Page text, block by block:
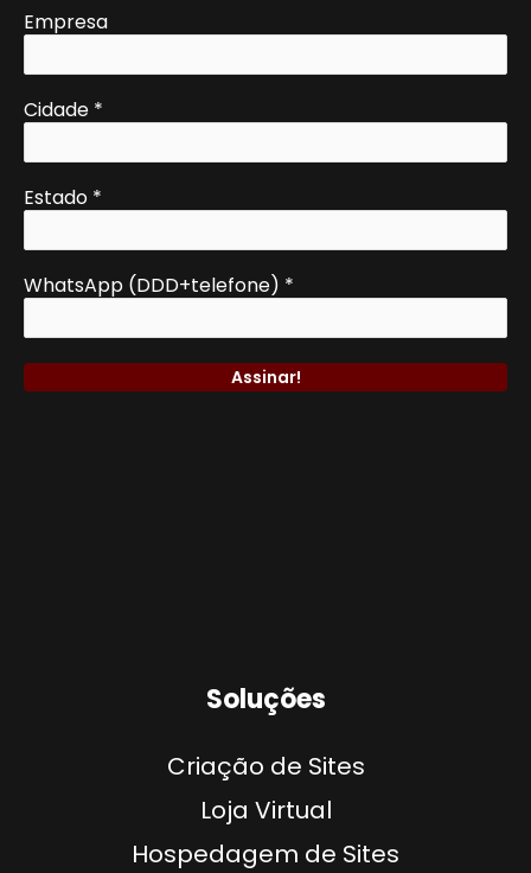
Empresa
Cidade *
Estado *
WhatsApp (DDD+telefone) *
Soluções
Criação de Sites
Loja Virtual
Hospedagem de Sites